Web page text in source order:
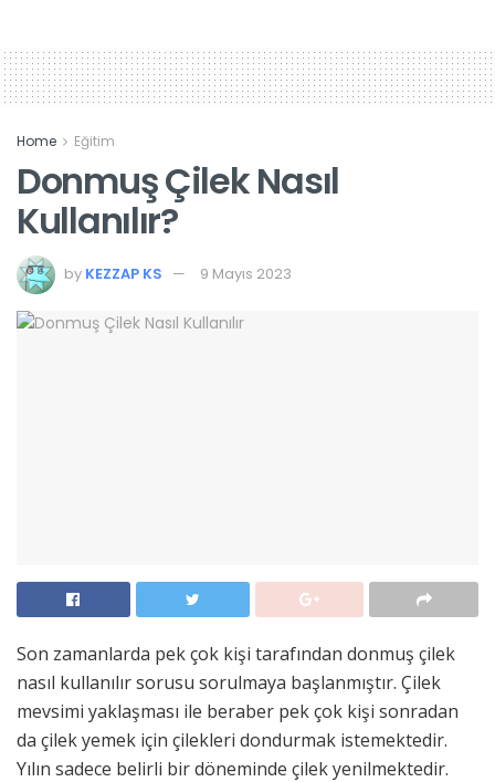
Home Eğitim
Donmuş Çilek Nasıl
Kullanılır?
by KEZZAP KS 9 Mayıs 2023
Son zamanlarda pek çok kişi tarafından donmuş çilek
nasıl kullanılır sorusu sorulmaya başlanmıştır. Çilek
mevsimi yaklaşması ile beraber pek çok kişi sonradan
da çilek yemek için çilekleri dondurmak istemektedir.
Yılın sadece belirli bir döneminde çilek yenilmektedir.